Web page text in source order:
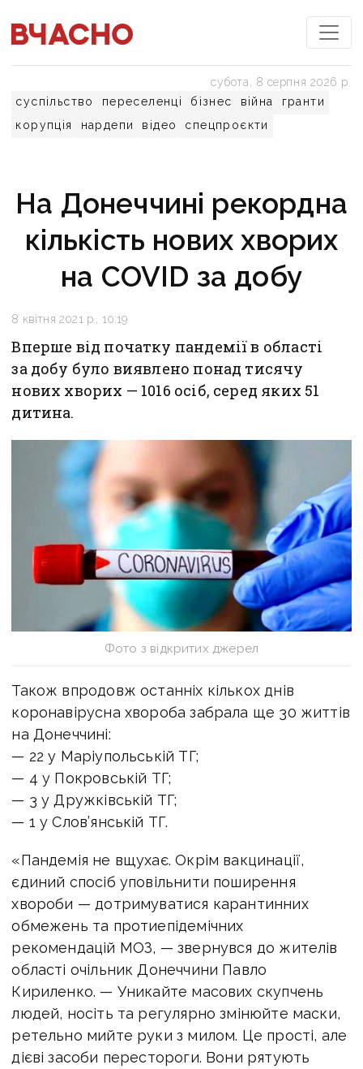
суспільство переселенці бізнес війна
гранти
корупція
нардепи відео спецпроєкти
субота, 8 серпня 2026 р.
На Донеччині рекордна
кількість нових хворих
на COVID за добу
8 квітня 2021 р., 10:19
Вперше від початку пандемії в області
за добу було виявлено понад тисячу
нових хворих — 1016 осіб, серед яких 51
дитина.
Фото з відкритих джерел
Також впродовж останніх кількох днів
коронавірусна хвороба забрала ще 30 життів
на Донеччині:
— 22 у Маріупольській ТГ;
— 4 у Покровській ТГ;
— 3 у Дружківській ТГ;
— 1 у Слов’янській ТГ.
«Пандемія не вщухає. Окрім вакцинації,
єдиний спосіб уповільнити поширення
хвороби — дотримуватися карантинних
обмежень та протиепідемічних
рекомендацій МОЗ, — звернувся до жителів
області очільник Донеччини Павло
Кириленко. — Уникайте масових скупчень
людей, носіть та регулярно змінюйте маски,
ретельно мийте руки з милом. Це прості, але
дієві засоби перестороги. Вони рятують